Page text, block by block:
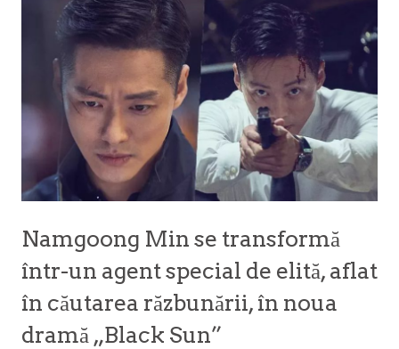
Namgoong Min se transformă
într-un agent special de elită, aflat
în căutarea răzbunării, în noua
dramă „Black Sun”